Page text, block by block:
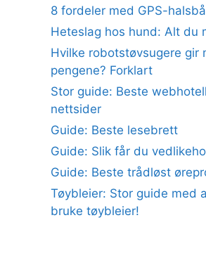
8 fordeler med GPS-
Heteslag hos hund: Alt du
Hvilke robotstøvsugere gir
pengene? Forklart
Stor guide: Beste
nettsider
Guide: Beste lesebrett
Guide: Slik får du
Guide: Beste trådløst
Tøybleier: Stor guide med
bruke tøybleier!